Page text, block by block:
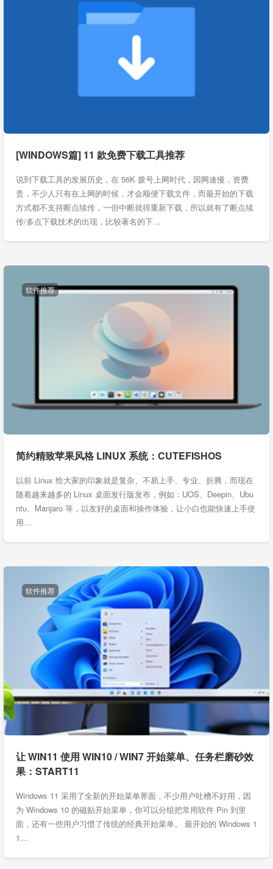
[WINDOWS篇] 11 款免费下载工具推荐
说到下载工具的发展历史，在 56K 拨号上网时代，因网速慢，资费
贵，不少人只有在上网的时候，才会顺便下载文件，而最开始的下载
方式都不支持断点续传，一但中断就得重新下载，所以就有了断点续
传/多点下载技术的出现，比较著名的下…
软件推荐
简约精致苹果风格 LINUX 系统：CUTEFISHOS
以前 Linux 给大家的印象就是复杂、不易上手、专业、折腾，而现在
随着越来越多的 Linux 桌面发行版发布，例如：UOS、Deepin、Ubu
ntu、Manjaro 等，以友好的桌面和操作体验，让小白也能快速上手使
用…
软件推荐
让 WIN11 使用 WIN10 / WIN7 开始菜单、任务栏磨砂效
果：START11
Windows 11 采用了全新的开始菜单界面，不少用户吐槽不好用，因
为 Windows 10 的磁贴开始菜单，你可以分组把常用软件 Pin 到里
面，还有一些用户习惯了传统的经典开始菜单。 最开始的 Windows 1
1…